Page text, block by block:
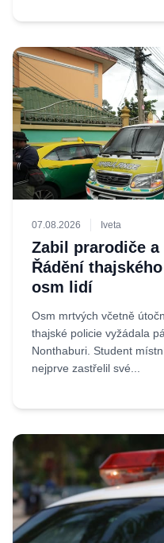
07.08.2026 Iveta
Zabil prarodiče
Řádění
osm lidí
Osm mrtvých včetně
thajské policie vyžádala
Nonthaburi. Student
nejprve zastřelil své...